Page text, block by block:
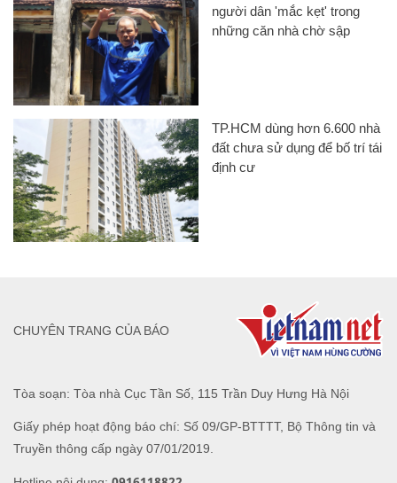
người dân 'mắc kẹt' trong
những căn nhà chờ sập
TP.HCM dùng hơn 6.600 nhà
đất chưa sử dụng để bố trí tái
định cư
Tòa soạn: Tòa nhà Cục Tần Số, 115 Trần Duy Hưng Hà Nội
Giấy phép hoạt động báo chí: Số 09/GP-BTTTT, Bộ Thông tin và
Truyền thông cấp ngày 07/01/2019.
CHUYÊN TRANG CỦA BÁO